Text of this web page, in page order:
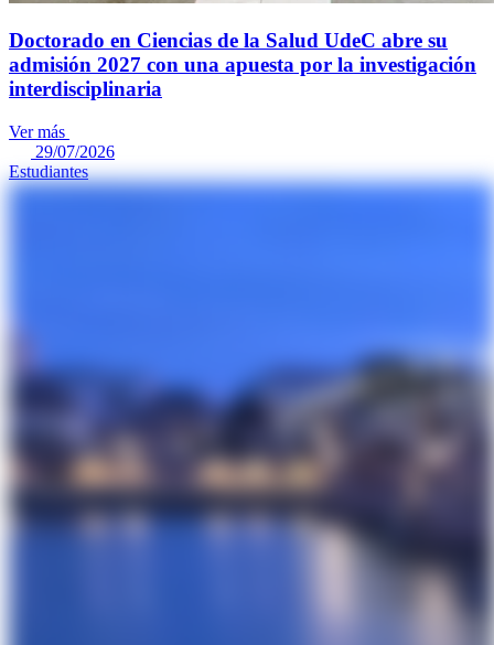
Doctorado en Ciencias de la Salud UdeC abre su
admisión 2027 con una apuesta por la investigación
interdisciplinaria
Ver más
29/07/2026
Estudiantes